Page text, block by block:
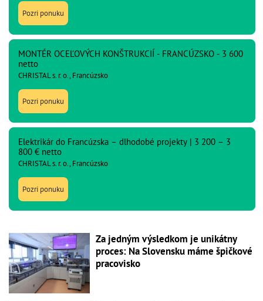
Pozri ponuku
MONTÉR OCEĽOVÝCH KONŠTRUKCIÍ - FRANCÚZSKO - 3 600
netto
CHRISTAL s. r. o., Francúzsko
Pozri ponuku
Elektrikár do Francúzska – dlhodobé projekty | 3 200 – 3
800 € netto
CHRISTAL s. r. o., Francúzsko
Pozri ponuku
Za jedným výsledkom je unikátny
proces: Na Slovensku máme špičkové
pracovisko